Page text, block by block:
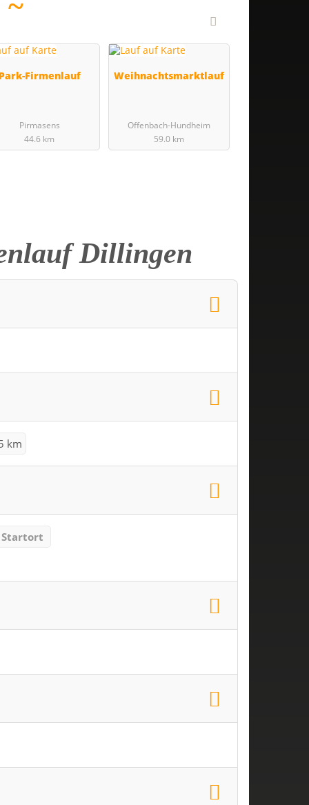
Park-Firmenlauf
Pirmasens
44.6 km
Weihnachtsmarktlauf
Offenbach-Hundheim
59.0 km
Dillingen
km
Startort